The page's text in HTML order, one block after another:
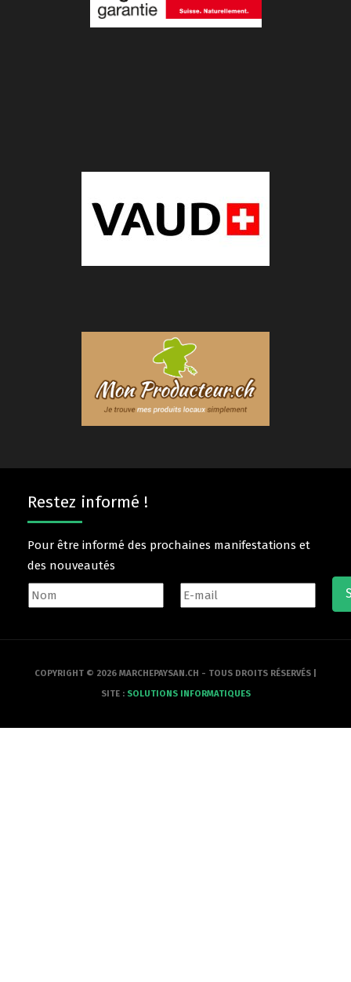
Restez informé !
Pour être informé des prochaines manifestations et
des nouveautés
COPYRIGHT © 2026 MARCHEPAYSAN.CH - TOUS DROITS RÉSERVÉS |
SITE : SOLUTIONS INFORMATIQUES